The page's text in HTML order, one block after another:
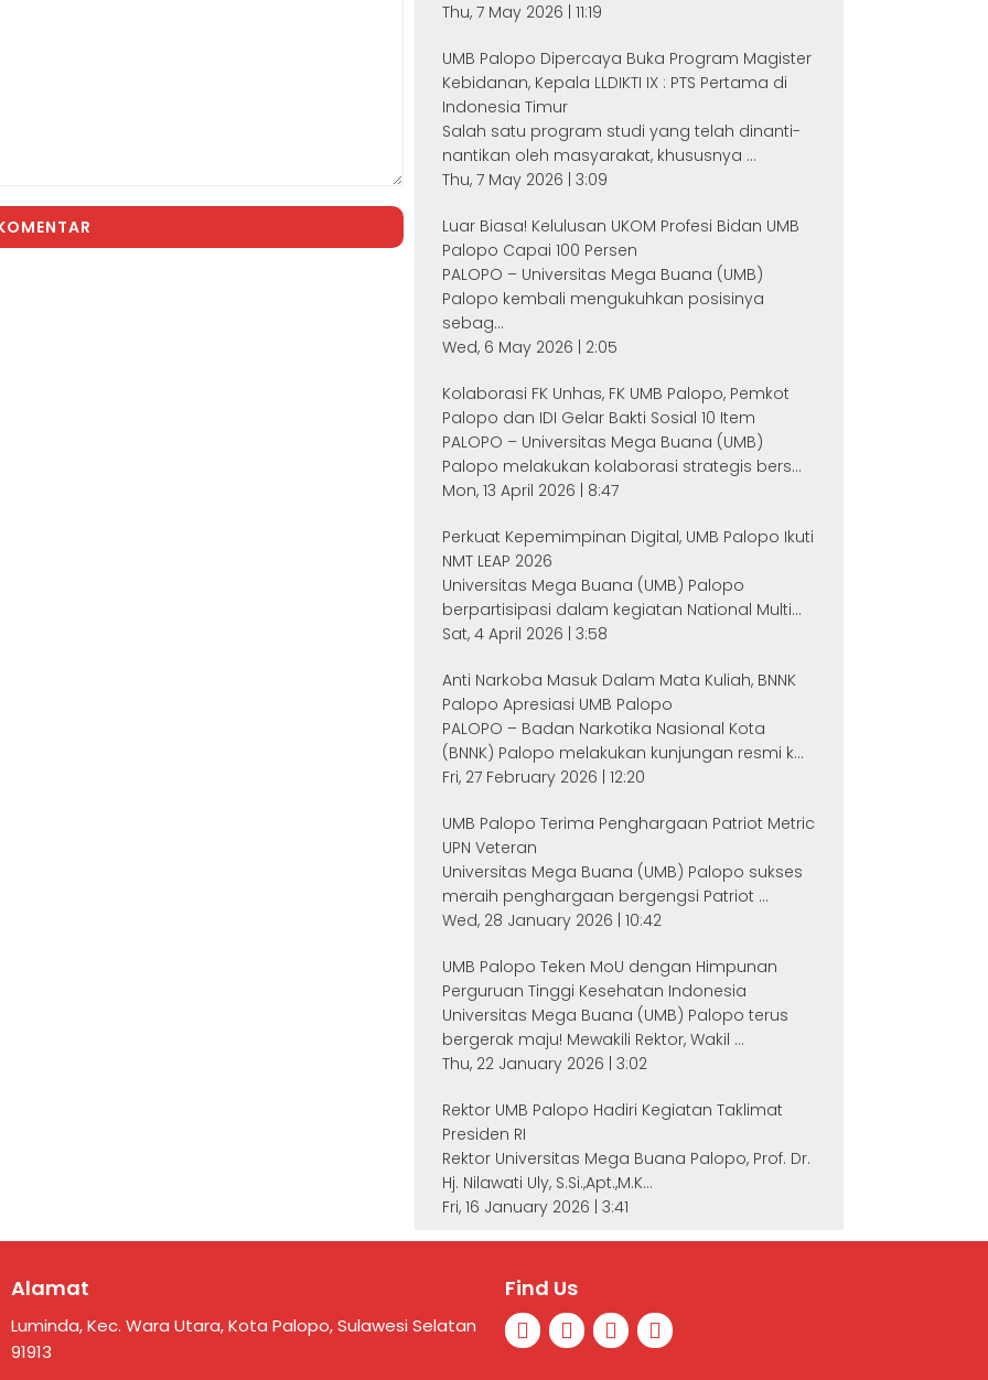
Thu, 7 May 2026 | 11:19
UMB Palopo Dipercaya Buka Program Magister
Kebidanan, Kepala LLDIKTI IX : PTS Pertama di
Indonesia Timur
Salah satu program studi yang telah dinanti-
nantikan oleh masyarakat, khususnya ...
Thu, 7 May 2026 | 3:09
Luar Biasa! Kelulusan UKOM Profesi Bidan UMB
Palopo Capai 100 Persen
PALOPO – Universitas Mega Buana (UMB)
Palopo kembali mengukuhkan posisinya
sebag...
Wed, 6 May 2026 | 2:05
Kolaborasi FK Unhas, FK UMB Palopo, Pemkot
Palopo dan IDI Gelar Bakti Sosial 10 Item
PALOPO – Universitas Mega Buana (UMB)
Palopo melakukan kolaborasi strategis bers...
Mon, 13 April 2026 | 8:47
Perkuat Kepemimpinan Digital, UMB Palopo Ikuti
NMT LEAP 2026
Universitas Mega Buana (UMB) Palopo
berpartisipasi dalam kegiatan National Multi...
Sat, 4 April 2026 | 3:58
Anti Narkoba Masuk Dalam Mata Kuliah, BNNK
Palopo Apresiasi UMB Palopo
PALOPO – Badan Narkotika Nasional Kota
(BNNK) Palopo melakukan kunjungan resmi k...
Fri, 27 February 2026 | 12:20
UMB Palopo Terima Penghargaan Patriot Metric
UPN Veteran
Universitas Mega Buana (UMB) Palopo sukses
meraih penghargaan bergengsi Patriot ...
Wed, 28 January 2026 | 10:42
UMB Palopo Teken MoU dengan Himpunan
Perguruan Tinggi Kesehatan Indonesia
Universitas Mega Buana (UMB) Palopo terus
bergerak maju! Mewakili Rektor, Wakil ...
Thu, 22 January 2026 | 3:02
Rektor UMB Palopo Hadiri Kegiatan Taklimat
Presiden RI
Rektor Universitas Mega Buana Palopo, Prof. Dr.
Hj. Nilawati Uly, S.Si.,Apt.,M.K...
Fri, 16 January 2026 | 3:41
Alamat
Luminda, Kec. Wara Utara, Kota Palopo, Sulawesi Selatan
91913
Find Us